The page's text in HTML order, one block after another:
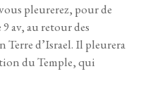
pleurerez, pour de
av, au retour des
Terre d’Israel. Il pleurera
du Temple, qui